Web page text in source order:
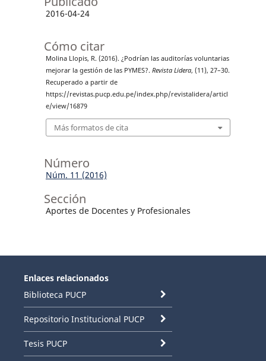
2016-04-24
Cómo citar
Molina Llopis, R. (2016). ¿Podrían las auditorías voluntarias
mejorar la gestión de las PYMES?. Revista Lidera, (11), 27–30.
Recuperado a partir de
https://revistas.pucp.edu.pe/index.php/revistalidera/articl
e/view/16879
Más formatos de cita
Número
Núm. 11 (2016)
Sección
Aportes de Docentes y Profesionales
Enlaces relacionados
Biblioteca PUCP
Repositorio Institucional PUCP
Tesis PUCP